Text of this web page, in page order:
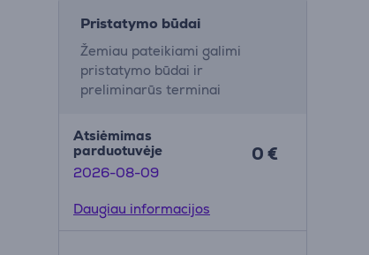
Pristatymo būdai
Žemiau pateikiami galimi
pristatymo būdai ir
preliminarūs terminai
Atsiėmimas
parduotuvėje
2026-08-09
0 €
Daugiau informacijos